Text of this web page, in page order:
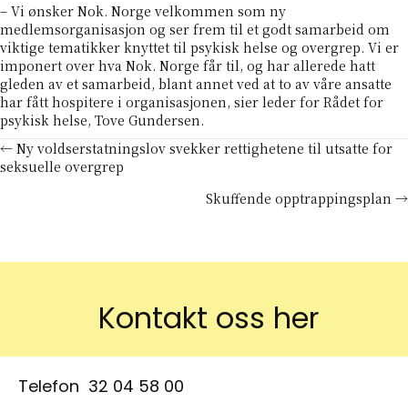
– Vi ønsker Nok. Norge velkommen som ny
medlemsorganisasjon og ser frem til et godt samarbeid om
viktige tematikker knyttet til psykisk helse og overgrep. Vi er
imponert over hva Nok. Norge får til, og har allerede hatt
gleden av et samarbeid, blant annet ved at to av våre ansatte
har fått hospitere i organisasjonen, sier leder for Rådet for
psykisk helse, Tove Gundersen.
Posts
← Ny voldserstatningslov svekker rettighetene til utsatte for
seksuelle overgrep
Skuffende opptrappingsplan →
Kontakt oss her
Telefon 32 04 58 00